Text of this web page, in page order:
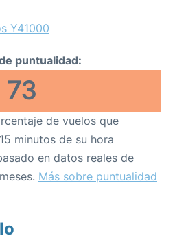
Y41000
puntualidad:
73
de vuelos que
minutos de su hora
en datos reales de
Más sobre puntualidad